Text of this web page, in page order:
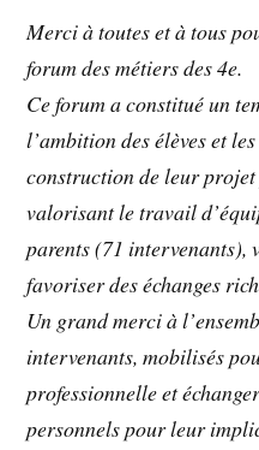
Merci à toutes et à tous
forum des métiers des 4e.
Ce forum a constitué un
l’ambition des élèves et
construction de leur
valorisant le travail
parents (71 intervenants),
favoriser des échanges
Un grand merci à
intervenants, mobilisés
professionnelle et
personnels pour leur